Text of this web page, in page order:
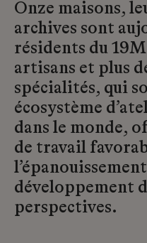
Onze maisons,
archives sont
résidents du
artisans et plus
spécialités, qui
écosystème
dans le monde,
de travail
développement
perspectives.